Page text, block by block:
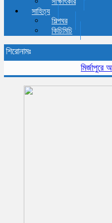
সাহিত্য
শিল্পঘর
কিচিমিচি
শিরোনামঃ
মির্জাপুরে